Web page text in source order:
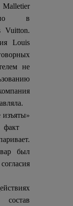
в
Vuitton.
Louis
не
был
состав